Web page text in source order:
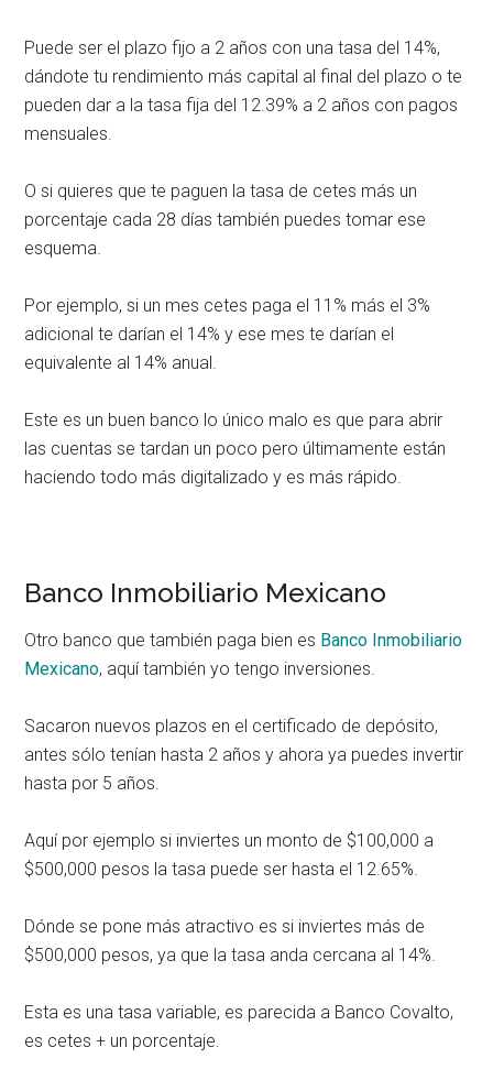
Puede ser el plazo fijo a 2 años con una tasa del 14%,
dándote tu rendimiento más capital al final del plazo o te
pueden dar a la tasa fija del 12.39% a 2 años con pagos
mensuales.
O si quieres que te paguen la tasa de cetes más un
porcentaje cada 28 días también puedes tomar ese
esquema.
Por ejemplo, si un mes cetes paga el 11% más el 3%
adicional te darían el 14% y ese mes te darían el
equivalente al 14% anual.
Este es un buen banco lo único malo es que para abrir
las cuentas se tardan un poco pero últimamente están
haciendo todo más digitalizado y es más rápido.
Banco Inmobiliario Mexicano
Otro banco que también paga bien es Banco Inmobiliario
Mexicano, aquí también yo tengo inversiones.
Sacaron nuevos plazos en el certificado de depósito,
antes sólo tenían hasta 2 años y ahora ya puedes invertir
hasta por 5 años.
Aquí por ejemplo si inviertes un monto de $100,000 a
$500,000 pesos la tasa puede ser hasta el 12.65%.
Dónde se pone más atractivo es si inviertes más de
$500,000 pesos, ya que la tasa anda cercana al 14%.
Esta es una tasa variable, es parecida a Banco Covalto,
es cetes + un porcentaje.